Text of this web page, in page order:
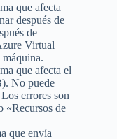
que afecta
después de
de
Virtual
que afecta el
No puede
errores son
«Recursos de
que envía